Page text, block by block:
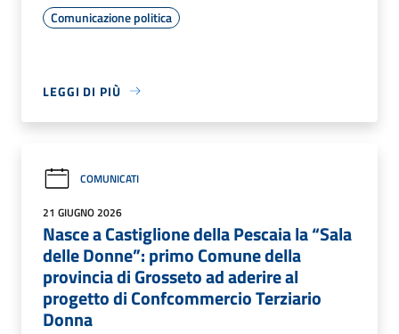
Comunicazione politica
LEGGI DI PIÙ
COMUNICATI
21 GIUGNO 2026
Nasce a Castiglione della Pescaia la “Sala
delle Donne”: primo Comune della
provincia di Grosseto ad aderire al
progetto di Confcommercio Terziario
Donna